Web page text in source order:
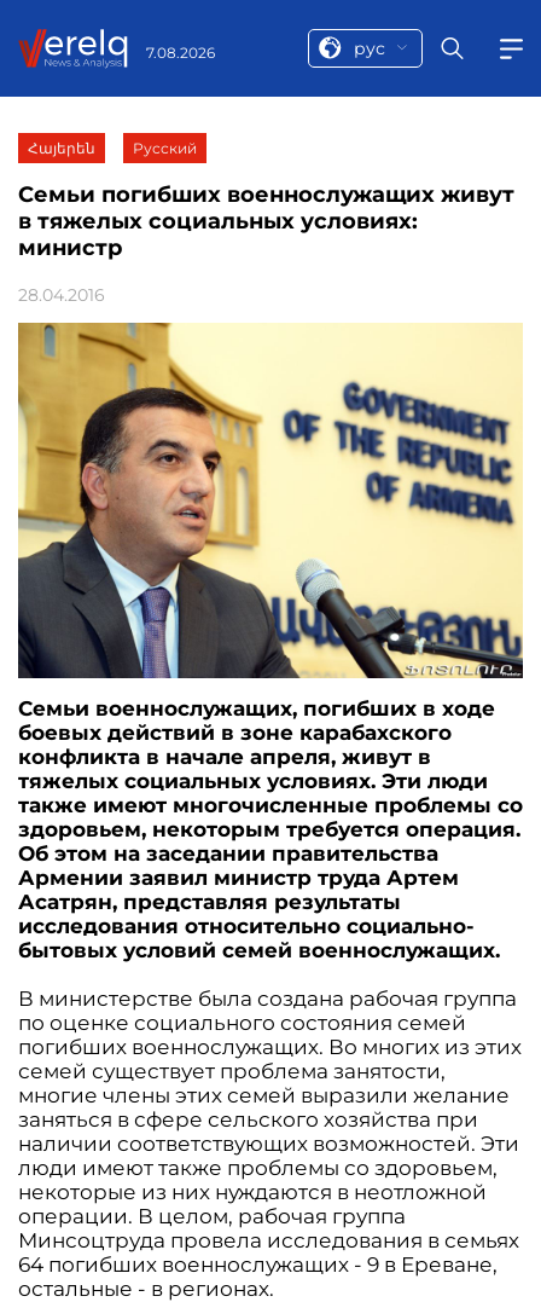
7.08.2026 рус
Հայերեն Русский
Семьи погибших военнослужащих живут
в тяжелых социальных условиях:
министр
28.04.2016
Семьи военнослужащих, погибших в ходе
боевых действий в зоне карабахского
конфликта в начале апреля, живут в
тяжелых социальных условиях. Эти люди
также имеют многочисленные проблемы со
здоровьем, некоторым требуется операция.
Об этом на заседании правительства
Армении заявил министр труда Артем
Асатрян, представляя результаты
исследования относительно социально-
бытовых условий семей военнослужащих.
В министерстве была создана рабочая группа
по оценке социального состояния семей
погибших военнослужащих. Во многих из этих
семей существует проблема занятости,
многие члены этих семей выразили желание
заняться в сфере сельского хозяйства при
наличии соответствующих возможностей. Эти
люди имеют также проблемы со здоровьем,
некоторые из них нуждаются в неотложной
операции. В целом, рабочая группа
Минсоцтруда провела исследования в семьях
64 погибших военнослужащих - 9 в Ереване,
остальные - в регионах.